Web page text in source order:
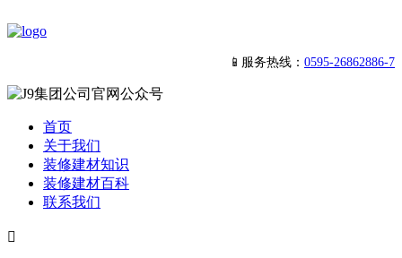
📱服务热线： 0595-26862886-7
首页
关于我们
装修建材知识
装修建材百科
联系我们
